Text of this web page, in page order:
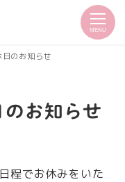
MENU
のお知らせ
お知らせ
程でお休みをいた